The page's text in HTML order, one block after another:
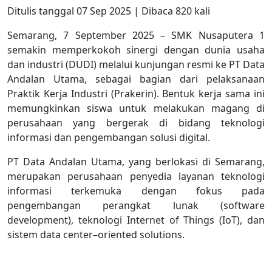
Ditulis tanggal 07 Sep 2025 | Dibaca 820 kali
Semarang, 7 September 2025 – SMK Nusaputera 1
semakin memperkokoh sinergi dengan dunia usaha
dan industri (DUDI) melalui kunjungan resmi ke PT Data
Andalan Utama, sebagai bagian dari pelaksanaan
Praktik Kerja Industri (Prakerin). Bentuk kerja sama ini
memungkinkan siswa untuk melakukan magang di
perusahaan yang bergerak di bidang teknologi
informasi dan pengembangan solusi digital.
PT Data Andalan Utama, yang berlokasi di Semarang,
merupakan perusahaan penyedia layanan teknologi
informasi terkemuka dengan fokus pada
pengembangan perangkat lunak (software
development), teknologi Internet of Things (IoT), dan
sistem data center–oriented solutions.